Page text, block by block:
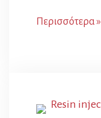
Περισσότερα »